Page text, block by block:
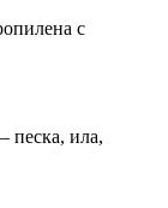
с
песка, ила,